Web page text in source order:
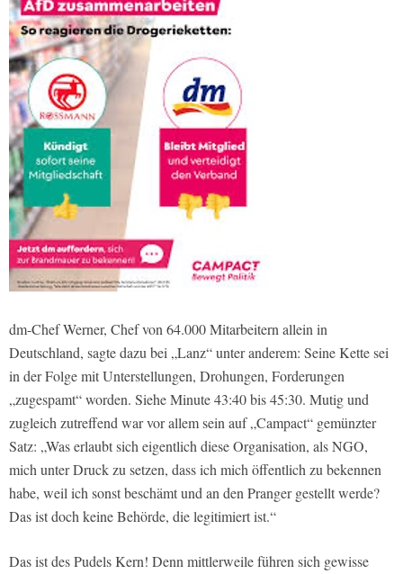
dm-Chef Werner, Chef von 64.000 Mitarbeitern allein in
Deutschland, sagte dazu bei „Lanz“ unter anderem: Seine Kette sei
in der Folge mit Unterstellungen, Drohungen, Forderungen
„zugespamt“ worden. Siehe Minute 43:40 bis 45:30. Mutig und
zugleich zutreffend war vor allem sein auf „Campact“ gemünzter
Satz: „Was erlaubt sich eigentlich diese Organisation, als NGO,
mich unter Druck zu setzen, dass ich mich öffentlich zu bekennen
habe, weil ich sonst beschämt und an den Pranger gestellt werde?
Das ist doch keine Behörde, die legitimiert ist.“
Das ist des Pudels Kern! Denn mittlerweile führen sich gewisse